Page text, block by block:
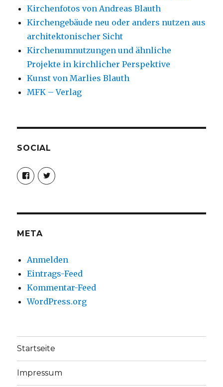
Kirchenfotos von Andreas Blauth
Kirchengebäude neu oder anders nutzen aus
architektonischer Sicht
Kirchenumnutzungen und ähnliche
Projekte in kirchlicher Perspektive
Kunst von Marlies Blauth
MFK – Verlag
SOCIAL
Profil
von
christoph.fleischer1
anzeigen
Profil
von
anzeigen
META
Anmelden
Eintrags-Feed
Kommentar-Feed
WordPress.org
Startseite
Impressum